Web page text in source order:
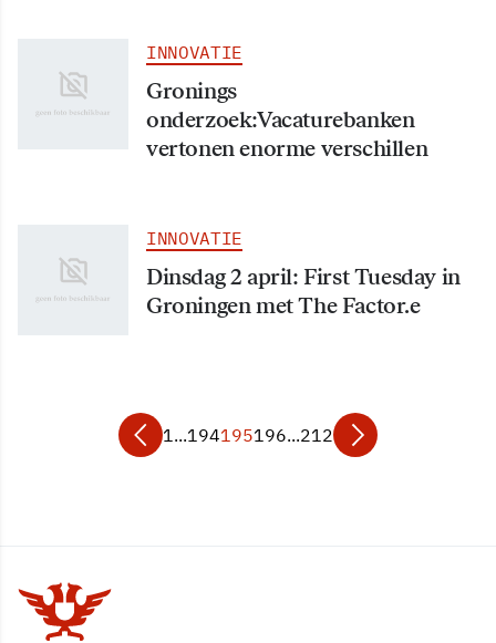
INNOVATIE
Gronings
onderzoek:Vacaturebanken
vertonen enorme verschillen
INNOVATIE
Dinsdag 2 april: First Tuesday in
Groningen met The Factor.e
1...194195196...212